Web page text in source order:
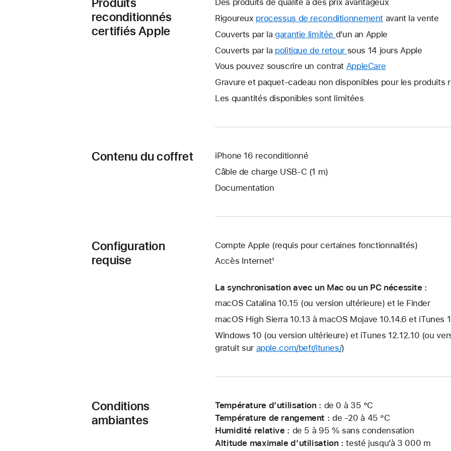
reconditionnés
certifiés Apple
Des produits de qualité à des prix avantageux
Rigoureux processus de reconditionnement avant la vente
Couverts par la garantie limitée Une
nouvelle
s’ouvre.
d’un an Apple
Couverts par la politique de retour Une
nouvelle
s’ouvre.
sous 14 jours Apple
Vous pouvez souscrire un contrat AppleCare
nouvelle
Gravure et paquet-cadeau non disponibles pour les produits
Les quantités disponibles sont limitées
Contenu du coffret
iPhone 16 reconditionné
Câble de charge USB‑C (1 m)
Documentation
Configuration
requise
Compte Apple (requis pour certaines fonctionnalités)
Accès Internet¹
La synchronisation avec un Mac ou un PC nécessite :
macOS Catalina 10.15 (ou version ultérieure) et le Finder
macOS High Sierra 10.13 à macOS Mojave 10.14.6 et iTunes
Windows 10 (ou version ultérieure) et iTunes 12.12.10 (ou
gratuit sur apple.com/befr/itunes/)
Conditions
ambiantes
Température d’utilisation : de 0 à 35 °C
Température de rangement : de -20 à 45 °C
Humidité relative : de 5 à 95 % sans condensation
Altitude maximale d’utilisation : testé jusqu’à 3 000 m